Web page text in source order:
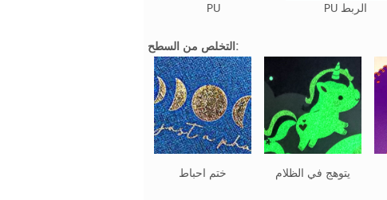
PU PU الربط
التخلص من السطح:
ختم احباط يتوهج في الظلام